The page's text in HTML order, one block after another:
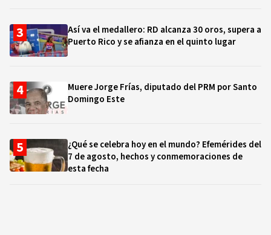
Así va el medallero: RD alcanza 30 oros, supera a
Puerto Rico y se afianza en el quinto lugar
Muere Jorge Frías, diputado del PRM por Santo
Domingo Este
¿Qué se celebra hoy en el mundo? Efemérides del
7 de agosto, hechos y conmemoraciones de
esta fecha